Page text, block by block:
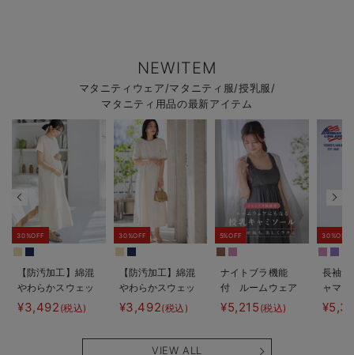
NEWITEM
マタニティウェア/マタニティ服/授乳服/
マタニティ用品の最新アイテム
30%OFF
【防汚加工】綿混
やわらかスウェッ
ト半袖ティアード
ネグリジェ マタ
¥3,492 (税込)
30%OFF
【防汚加工】綿混
やわらかスウェッ
ト半袖フレアワン
ピース マタニテ
も長く使える】
¥3,492(税込)
5%OFF
ナイトブラ機能
付 ルームウェア
にもなる授乳キャ
ミソール
¥5,215 (税込)
30%OFF
長袖サ
ャマ
ェー
VIEW ALL